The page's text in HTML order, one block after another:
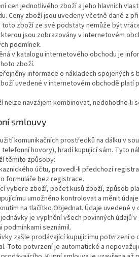
cen jednotlivého zboží a jeho hlavních
Ceny zboží jsou uvedeny včetně daně z
zboží ze své podstaty nemůže být
jsou zobrazovány v internetovém
podmínek.
v katalogu internetového obchodu je
zboží.
informace o nákladech spojených s
uvedené v internetovém obchodě platí
nelze navzájem kombinovat, nedohodne-li
smlouvy
komunikačních prostředků na dálku v
hovory), hradí kupující sám. Tyto
těmito způsoby:
účtu, provedl-li předchozí
formuláře bez registrace.
vybere zboží, počet kusů zboží, způsob
umožněno kontrolovat a měnit
na tlačítko Objednat. Údaje uvedené
je vyplnění všech povinných údajů
seznámil.
zašle prodávající kupujícímu potvrzení o
Toto potvrzení je automatické a